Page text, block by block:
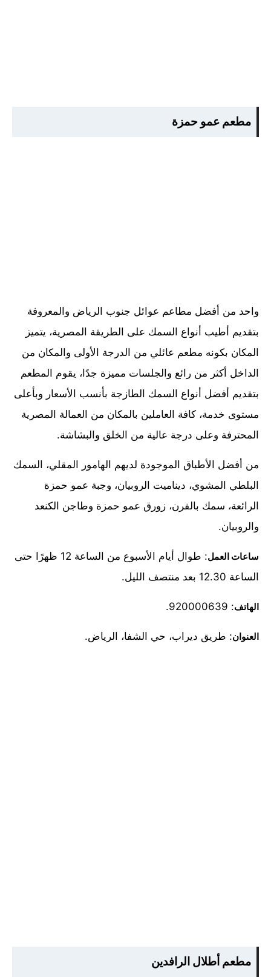
مطعم عمو حمزة
واحد من أفضل مطاعم عوائل جنوب الرياض والمعروفة
بتقديم أطيب أنواع السمك على الطريقة المصرية، يتميز
المكان بكونه مطعم عائلي من الدرجة الأولى والمكان من
الداخل أكثر من رائع والجلسات مميزة جدًا، يقوم المطعم
بتقديم أفضل أنواع السمك الطازجة بأنسب الأسعار وبأعلى
مستوى خدمة، كافة العاملين بالمكان من العمالة المصرية
المحترفة وعلى درجة عالية من الخلق والبشاشة.
من أفضل الأطباق الموجودة لديهم الهامور المقلي، السمك
البلطي المشوي، ديناميت الروبيان، وجبة عمو حمزة
الرائعة، سمك بالفرن، زورق عمو حمزة وطاجن الكنعد
والروبيان.
ساعات العمل
: طوال أيام الأسبوع من الساعة 12 ظهرًا حتى
الساعة 12.30 بعد منتصف الليل.
الهاتف: 920000639.
العنوان: طريق ديراب، حي الشفا، الرياض.
مطعم أطلال الرافدين